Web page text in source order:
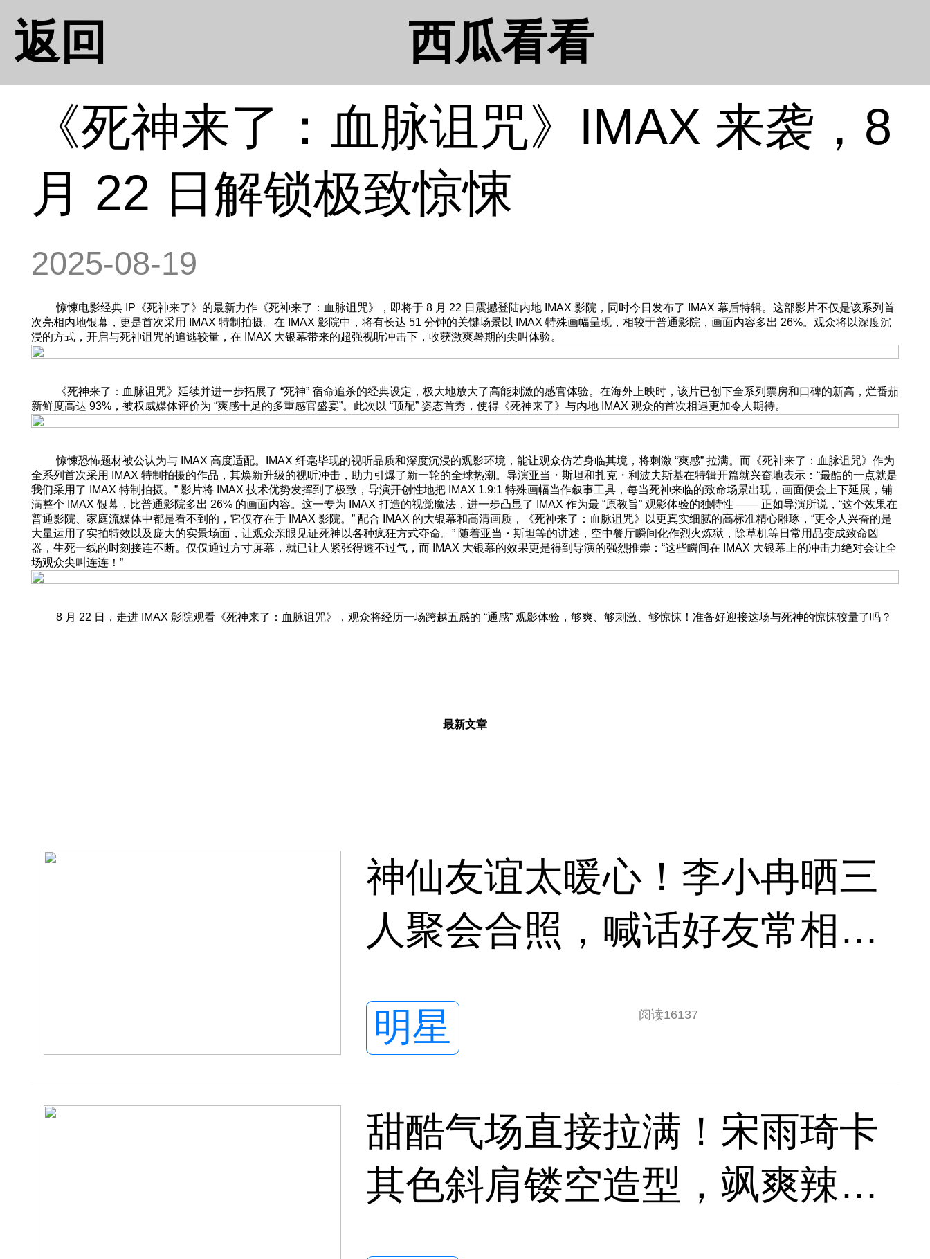
返回 西瓜看看
《死神来了：血脉诅咒》IMAX 来袭，8
月 22 日解锁极致惊悚
2025-08-19
惊悚电影经典 IP《死神来了》的最新力作《死神来了：血脉诅咒》，即将于 8 月 22 日震撼登陆内地 IMAX 影院，同时今日发布了 IMAX 幕后特辑。这部影片不仅是该系列首
次亮相内地银幕，更是首次采用 IMAX 特制拍摄。在 IMAX 影院中，将有长达 51 分钟的关键场景以 IMAX 特殊画幅呈现，相较于普通影院，画面内容多出 26%。观众将以深度沉
浸的方式，开启与死神诅咒的追逃较量，在 IMAX 大银幕带来的超强视听冲击下，收获激爽暑期的尖叫体验。
《死神来了：血脉诅咒》延续并进一步拓展了 “死神” 宿命追杀的经典设定，极大地放大了高能刺激的感官体验。在海外上映时，该片已创下全系列票房和口碑的新高，烂番茄
新鲜度高达 93%，被权威媒体评价为 “爽感十足的多重感官盛宴”。此次以 “顶配” 姿态首秀，使得《死神来了》与内地 IMAX 观众的首次相遇更加令人期待。
惊悚恐怖题材被公认为与 IMAX 高度适配。IMAX 纤毫毕现的视听品质和深度沉浸的观影环境，能让观众仿若身临其境，将刺激 “爽感” 拉满。而《死神来了：血脉诅咒》作为
全系列首次采用 IMAX 特制拍摄的作品，其焕新升级的视听冲击，助力引爆了新一轮的全球热潮。导演亚当・斯坦和扎克・利波夫斯基在特辑开篇就兴奋地表示：“最酷的一点就是
我们采用了 IMAX 特制拍摄。” 影片将 IMAX 技术优势发挥到了极致，导演开创性地把 IMAX 1.9:1 特殊画幅当作叙事工具，每当死神来临的致命场景出现，画面便会上下延展，铺
满整个 IMAX 银幕，比普通影院多出 26% 的画面内容。这一专为 IMAX 打造的视觉魔法，进一步凸显了 IMAX 作为最 “原教旨” 观影体验的独特性 —— 正如导演所说，“这个效果在
普通影院、家庭流媒体中都是看不到的，它仅存在于 IMAX 影院。” 配合 IMAX 的大银幕和高清画质，《死神来了：血脉诅咒》以更真实细腻的高标准精心雕琢，“更令人兴奋的是
大量运用了实拍特效以及庞大的实景场面，让观众亲眼见证死神以各种疯狂方式夺命。” 随着亚当・斯坦等的讲述，空中餐厅瞬间化作烈火炼狱，除草机等日常用品变成致命凶
器，生死一线的时刻接连不断。仅仅通过方寸屏幕，就已让人紧张得透不过气，而 IMAX 大银幕的效果更是得到导演的强烈推崇：“这些瞬间在 IMAX 大银幕上的冲击力绝对会让全
场观众尖叫连连！”
8 月 22 日，走进 IMAX 影院观看《死神来了：血脉诅咒》，观众将经历一场跨越五感的 “通感” 观影体验，够爽、够刺激、够惊悚！准备好迎接这场与死神的惊悚较量了吗？
最新文章
神仙友谊太暖心！李小冉晒三
人聚会合照，喊话好友常相聚
明星 阅读16137
甜酷气场直接拉满！宋雨琦卡
其色斜肩镂空造型，飒爽辣妹